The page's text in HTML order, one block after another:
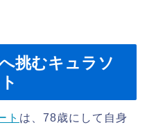
挑むキュラソ
ト は、78歳にして自身